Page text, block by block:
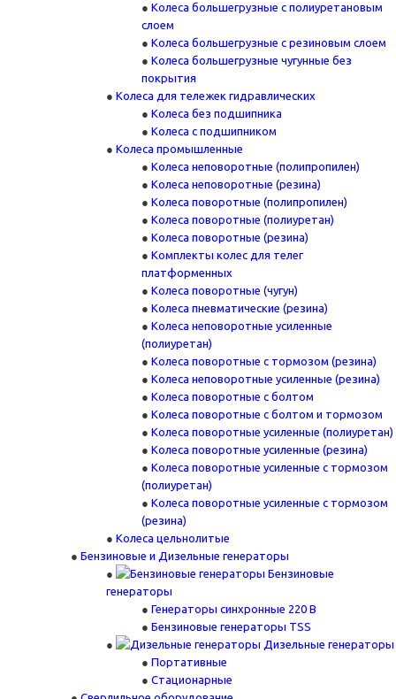
Колеса большегрузные с полиуретановым
слоем
Колеса большегрузные с резиновым слоем
Колеса большегрузные чугунные без
покрытия
Колеса для тележек гидравлических
Колеса без подшипника
Колеса с подшипником
Колеса промышленные
Колеса неповоротные (полипропилен)
Колеса неповоротные (резина)
Колеса поворотные (полипропилен)
Колеса поворотные (полиуретан)
Колеса поворотные (резина)
Комплекты колес для телег
платформенных
Колеса поворотные (чугун)
Колеса пневматические (резина)
Колеса неповоротные усиленные
(полиуретан)
Колеса поворотные c тормозом (резина)
Колеса неповоротные усиленные (резина)
Колеса поворотные с болтом
Колеса поворотные с болтом и тормозом
Колеса поворотные усиленные (полиуретан)
Колеса поворотные усиленные (резина)
Колеса поворотные усиленные с тормозом
(полиуретан)
Колеса поворотные усиленные с тормозом
(резина)
Колеса цельнолитые
Бензиновые и Дизельные генераторы
Бензиновые
генераторы
Генераторы синхронные 220 В
Бензиновые генераторы TSS
Дизельные генераторы
Портативные
Стационарные